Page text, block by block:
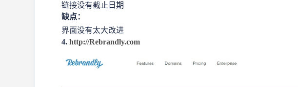
链接没有截止日期
缺点：
界面没有太大改进
4. http://Rebrandly.com